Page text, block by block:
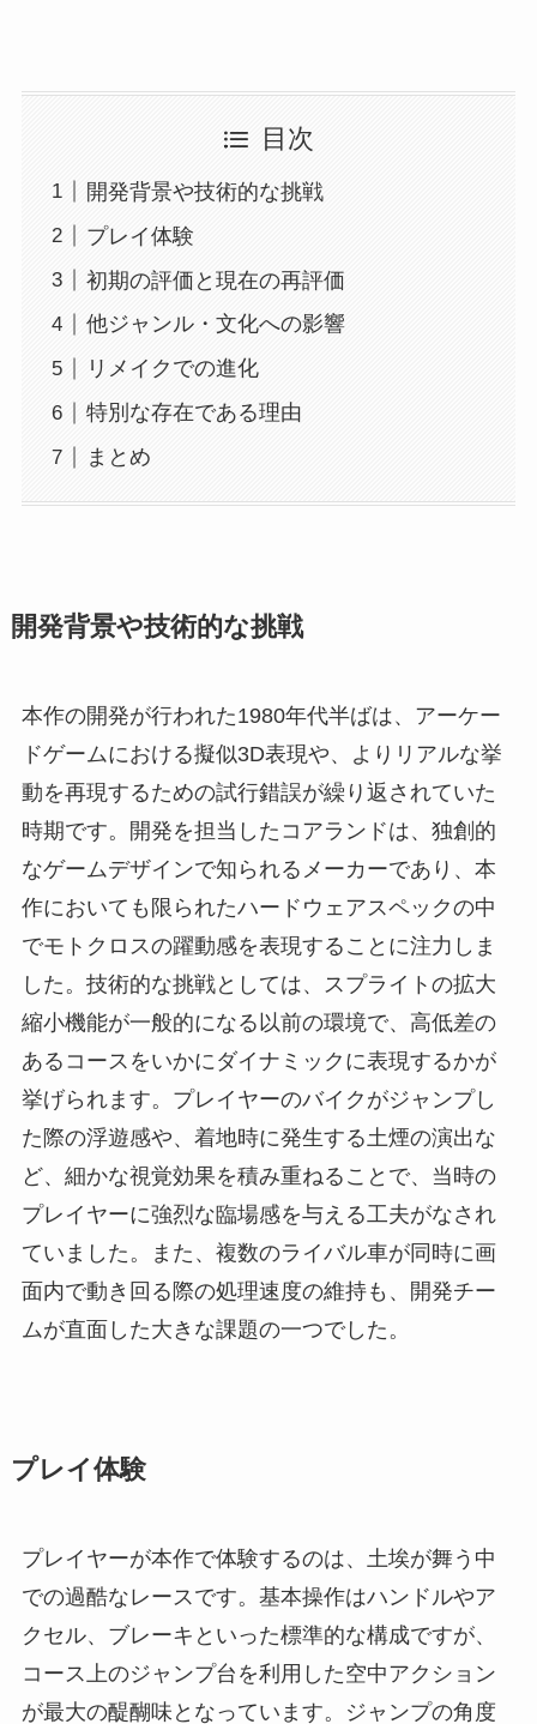
目次
開発背景や技術的な挑戦
プレイ体験
初期の評価と現在の再評価
他ジャンル・文化への影響
リメイクでの進化
特別な存在である理由
まとめ
開発背景や技術的な挑戦
本作の開発が行われた1980年代半ばは、アーケー
ドゲームにおける擬似3D表現や、よりリアルな挙
動を再現するための試行錯誤が繰り返されていた
時期です。開発を担当したコアランドは、独創的
なゲームデザインで知られるメーカーであり、本
作においても限られたハードウェアスペックの中
でモトクロスの躍動感を表現することに注力しま
した。技術的な挑戦としては、スプライトの拡大
縮小機能が一般的になる以前の環境で、高低差の
あるコースをいかにダイナミックに表現するかが
挙げられます。プレイヤーのバイクがジャンプし
た際の浮遊感や、着地時に発生する土煙の演出な
ど、細かな視覚効果を積み重ねることで、当時の
プレイヤーに強烈な臨場感を与える工夫がなされ
ていました。また、複数のライバル車が同時に画
面内で動き回る際の処理速度の維持も、開発チー
ムが直面した大きな課題の一つでした。
プレイ体験
プレイヤーが本作で体験するのは、土埃が舞う中
での過酷なレースです。基本操作はハンドルやア
クセル、ブレーキといった標準的な構成ですが、
コース上のジャンプ台を利用した空中アクション
が最大の醍醐味となっています。ジャンプの角度